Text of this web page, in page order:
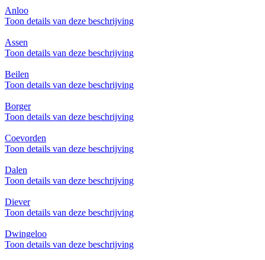
Anloo
Toon details van deze beschrijving
Assen
Toon details van deze beschrijving
Beilen
Toon details van deze beschrijving
Borger
Toon details van deze beschrijving
Coevorden
Toon details van deze beschrijving
Dalen
Toon details van deze beschrijving
Diever
Toon details van deze beschrijving
Dwingeloo
Toon details van deze beschrijving